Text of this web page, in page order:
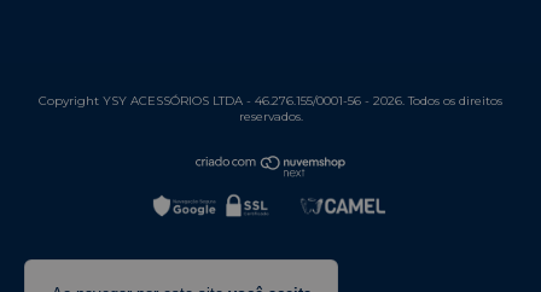
Copyright YSY ACESSÓRIOS LTDA - 46.276.155/0001-56 - 2026. Todos os direitos
reservados.